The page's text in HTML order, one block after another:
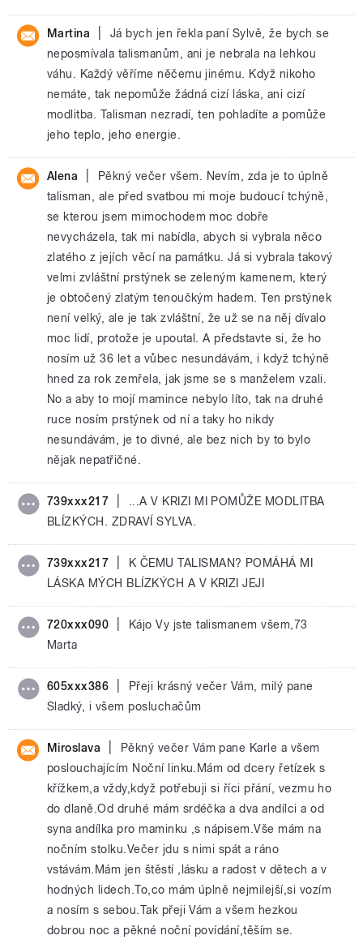
Martina
Já bych jen řekla paní Sylvě, že bych se
neposmívala talismanům, ani je nebrala na lehkou
váhu. Každý věříme něčemu jinému. Když nikoho
nemáte, tak nepomůže žádná cizí láska, ani cizí
modlitba. Talisman nezradí, ten pohladíte a pomůže
jeho teplo, jeho energie.
Alena
Pěkný večer všem. Nevím, zda je to úplně
talisman, ale před svatbou mi moje budoucí tchýně,
se kterou jsem mimochodem moc dobře
nevycházela, tak mi nabídla, abych si vybrala něco
zlatého z jejích věcí na památku. Já si vybrala takový
velmi zvláštní prstýnek se zeleným kamenem, který
je obtočený zlatým tenoučkým hadem. Ten prstýnek
není velký, ale je tak zvláštní, že už se na něj dívalo
moc lidí, protože je upoutal. A představte si, že ho
nosím už 36 let a vůbec nesundávám, i když tchýně
hned za rok zemřela, jak jsme se s manželem vzali.
No a aby to mojí mamince nebylo líto, tak na druhé
ruce nosím prstýnek od ní a taky ho nikdy
nesundávám, je to divné, ale bez nich by to bylo
nějak nepatřičné.
739xxx217
...A V KRIZI MI POMŮŽE MODLITBA
BLÍZKÝCH. ZDRAVÍ SYLVA.
739xxx217
K ČEMU TALISMAN? POMÁHÁ MI
LÁSKA MÝCH BLÍZKÝCH A V KRIZI JEJI
720xxx090
Kájo Vy jste talismanem všem,73
Marta
605xxx386
Přeji krásný večer Vám, milý pane
Sladký, i všem posluchačům
Miroslava
Pěkný večer Vám pane Karle a všem
poslouchajícím Noční linku.Mám od dcery řetízek s
křížkem,a vždy,když potřebuji si říci přání, vezmu ho
do dlaně.Od druhé mám srdéčka a dva andílci a od
syna andílka pro maminku ,s nápisem.Vše mám na
nočním stolku.Večer jdu s nimi spát a ráno
vstávám.Mám jen štěstí ,lásku a radost v dětech a v
hodných lidech.To,co mám úplně nejmilejší,si vozím
a nosím s sebou.Tak přeji Vám a všem hezkou
dobrou noc a pěkné noční povídání,těším se.